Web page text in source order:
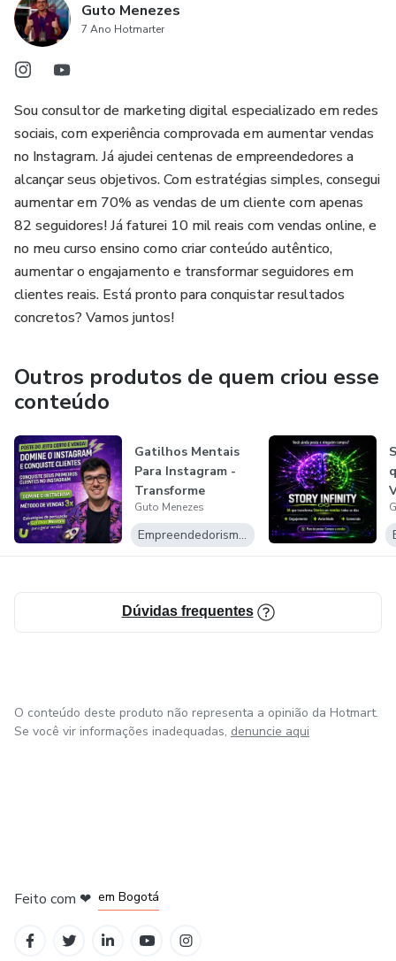
Guto Menezes
7 Ano Hotmarter
Sou consultor de marketing digital especializado em redes
sociais, com experiência comprovada em aumentar vendas
no Instagram. Já ajudei centenas de empreendedores a
alcançar seus objetivos. Com estratégias simples, consegui
aumentar em 70% as vendas de um cliente com apenas
82 seguidores! Já faturei 10 mil reais com vendas online, e
no meu curso ensino como criar conteúdo autêntico,
aumentar o engajamento e transformar seguidores em
clientes reais. Está pronto para conquistar resultados
concretos? Vamos juntos!
Outros produtos de quem criou esse
conteúdo
Gatilhos Mentais
Para Instagram -
Transforme
Seguidores em C...
Guto Menezes
Empreendedorismo Digital
Dúvidas frequentes
O conteúdo deste produto não representa a opinião da Hotmart.
Se você vir informações inadequadas, denuncie aqui
Feito com ❤ em Bogotá